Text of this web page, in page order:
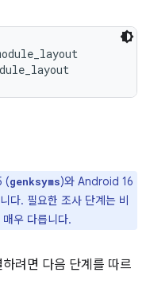
(genksyms)와 Android 16
다. 필요한 조사 단계는 비
우 다릅니다.
려면 다음 단계를 따르